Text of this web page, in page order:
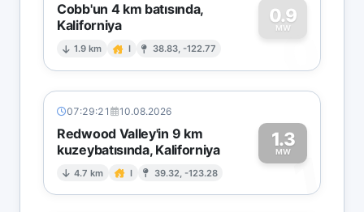
Cobb'un 4 km batısında,
Kaliforniya
1.9 km I 38.83, -122.77
0.9
MW
0
07:29:21 10.08.2026
Redwood Valley'in 9 km
kuzeybatısında, Kaliforniya
4.7 km I 39.32, -123.28
1.3
MW1